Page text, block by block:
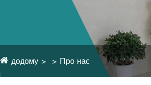
додому Про нас